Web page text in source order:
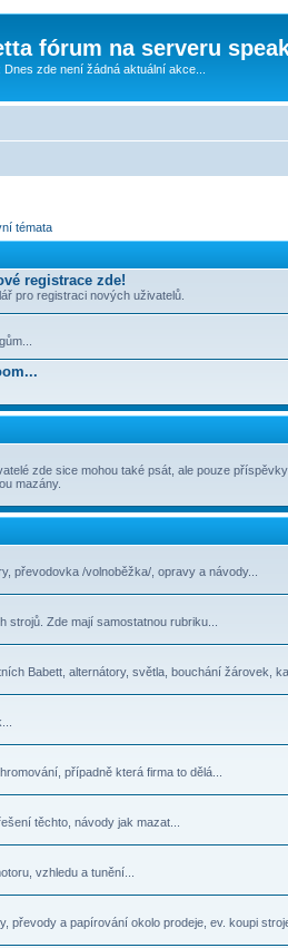
fórum na serveru
Dnes zde není žádná aktuální akce...
témata
registrace zde!
pro registraci nových uživatelů.
zde sice mohou také psát, ale pouze
mazány.
převodovka /volnoběžka/, opravy a návody...
Zde mají samostatnou rubriku...
Babett, alternátory, světla, bouchání žárovek,
případně která firma to dělá...
těchto, návody jak mazat...
vzhledu a tunění...
převody a papírování okolo prodeje, ev. koupi